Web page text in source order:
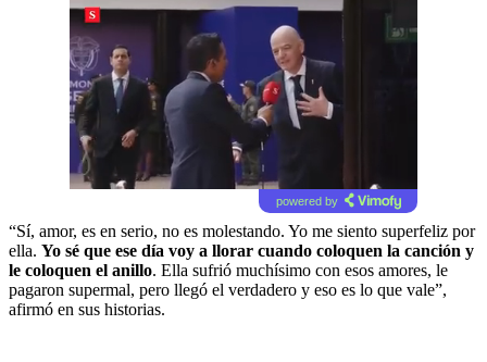
powered by
“Sí, amor, es en serio, no es molestando. Yo me siento superfeliz por
ella. Yo sé que ese día voy a llorar cuando coloquen la canción y
le coloquen el anillo. Ella sufrió muchísimo con esos amores, le
pagaron supermal, pero llegó el verdadero y eso es lo que vale”,
afirmó en sus historias.